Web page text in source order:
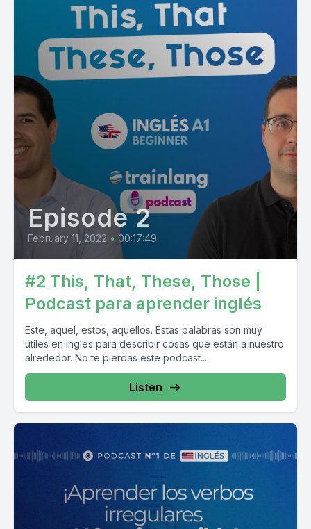
Episode 2
February 11, 2022 • 00:17:49
#2 This, That, These, Those |
Podcast para aprender inglés
Este, aquel, estos, aquellos. Estas palabras son muy
útiles en ingles para describir cosas que están a nuestro
alrededor. No te pierdas este podcast...
Listen